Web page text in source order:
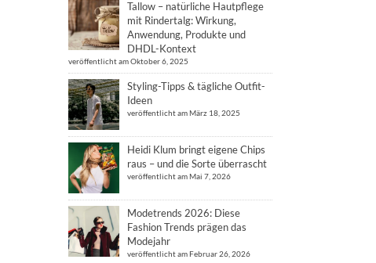
Tallow – natürliche Hautpflege
mit Rindertalg: Wirkung,
Anwendung, Produkte und
DHDL-Kontext
veröffentlicht am Oktober 6, 2025
Styling-Tipps & tägliche Outfit-
Ideen
veröffentlicht am März 18, 2025
Heidi Klum bringt eigene Chips
raus – und die Sorte überrascht
veröffentlicht am Mai 7, 2026
Modetrends 2026: Diese
Fashion Trends prägen das
Modejahr
veröffentlicht am Februar 26, 2026